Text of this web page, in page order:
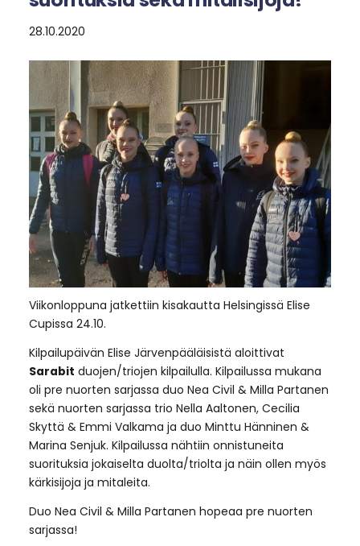
28.10.2020
Viikonloppuna jatkettiin kisakautta Helsingissä Elise
Cupissa 24.10.
Kilpailupäivän Elise Järvenpääläisistä aloittivat
Sarabit duojen/triojen kilpailulla. Kilpailussa mukana
oli pre nuorten sarjassa duo Nea Civil & Milla Partanen
sekä nuorten sarjassa trio Nella Aaltonen, Cecilia
Skyttä & Emmi Valkama ja duo Minttu Hänninen &
Marina Senjuk. Kilpailussa nähtiin onnistuneita
suorituksia jokaiselta duolta/triolta ja näin ollen myös
kärkisijoja ja mitaleita.
Duo Nea Civil & Milla Partanen hopeaa pre nuorten
sarjassa!